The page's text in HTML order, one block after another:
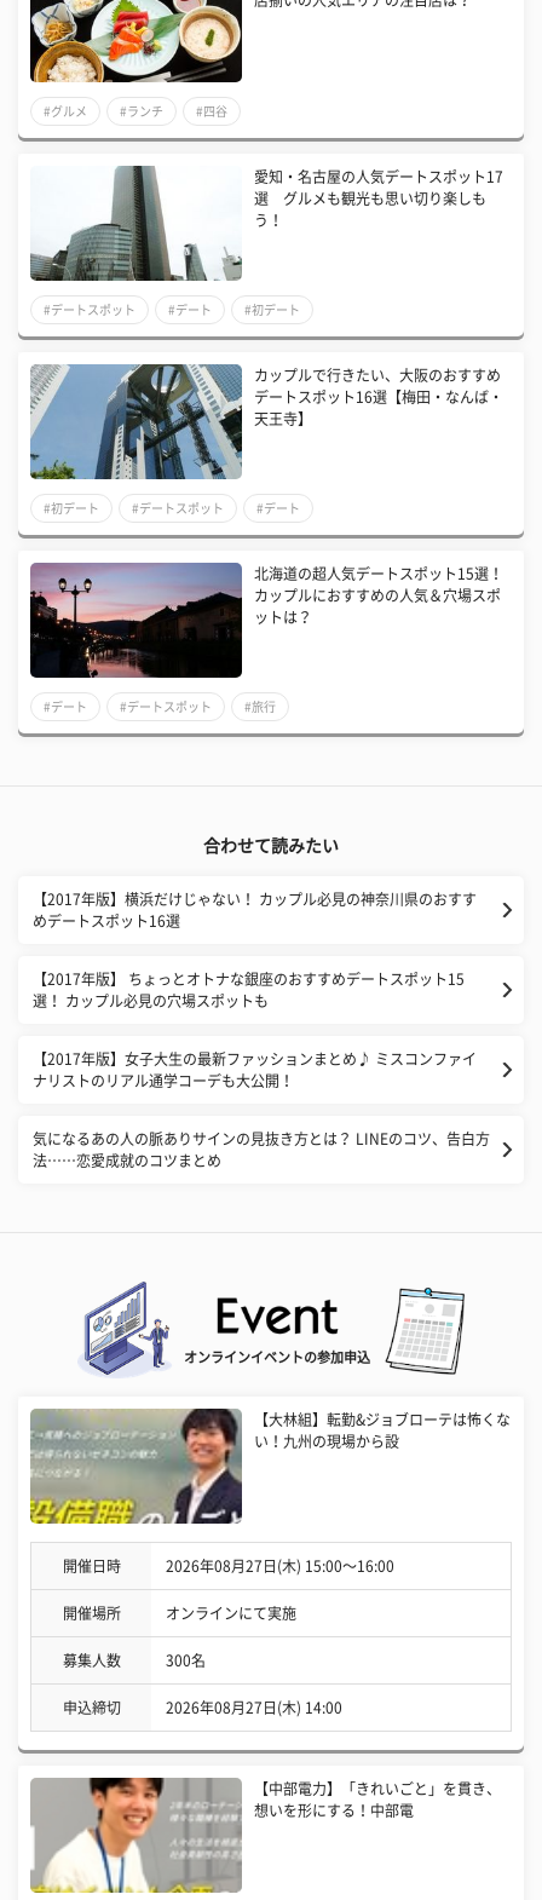
#グルメ #ランチ #四谷
愛知・名古屋の人気デートスポット17
選 グルメも観光も思い切り楽しも
う！
#デートスポット #デート #初デート
カップルで行きたい、大阪のおすすめ
デートスポット16選【梅田・なんば・
天王寺】
#初デート #デートスポット #デート
北海道の超人気デートスポット15選！
カップルにおすすめの人気＆穴場スポ
ットは？
#デート #デートスポット #旅行
合わせて読みたい
【2017年版】横浜だけじゃない！ カップル必見の神奈川県のおすす
めデートスポット16選
【2017年版】 ちょっとオトナな銀座のおすすめデートスポット15
選！ カップル必見の穴場スポットも
【2017年版】女子大生の最新ファッションまとめ♪ ミスコンファイ
ナリストのリアル通学コーデも大公開！
気になるあの人の脈ありサインの見抜き方とは？ LINEのコツ、告白方
法……恋愛成就のコツまとめ
オンラインイベントの参加申込
【大林組】転勤&ジョブローテは怖くな
い！九州の現場から設
開催日時 2026年08月27日(木) 15:00〜16:00
開催場所 オンラインにて実施
募集人数 300名
申込締切 2026年08月27日(木) 14:00
【中部電力】「きれいごと」を貫き、
想いを形にする！中部電